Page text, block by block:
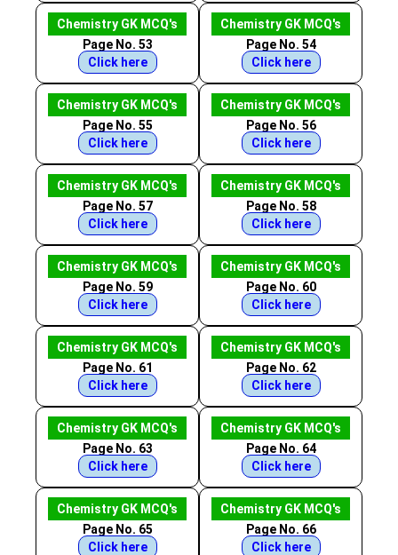
Chemistry GK MCQ's
Page No. 53
Click here
Chemistry GK MCQ's
Page No. 54
Click here
Chemistry GK MCQ's
Page No. 55
Click here
Chemistry GK MCQ's
Page No. 56
Click here
Chemistry GK MCQ's
Page No. 57
Click here
Chemistry GK MCQ's
Page No. 58
Click here
Chemistry GK MCQ's
Page No. 59
Click here
Chemistry GK MCQ's
Page No. 60
Click here
Chemistry GK MCQ's
Page No. 61
Click here
Chemistry GK MCQ's
Page No. 62
Click here
Chemistry GK MCQ's
Page No. 63
Click here
Chemistry GK MCQ's
Page No. 64
Click here
Chemistry GK MCQ's
Page No. 65
Click here
Chemistry GK MCQ's
Page No. 66
Click here